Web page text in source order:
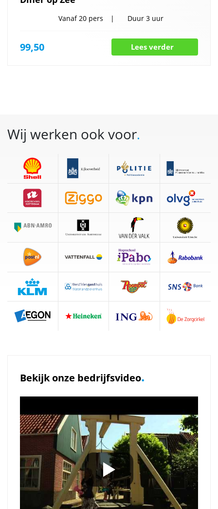
Vanaf20 pers Duur 3 uur
99,50 Lees verder
Wij werken ook voor.
Bekijk onze bedrijfsvideo.